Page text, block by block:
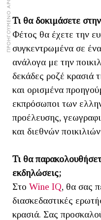
ΠΡΟΗΓΟΥΜΕΝΟ ΑΡΘΡΟΤι θα δοκιμάσετε
Φέτος θα έχετε την
συγκεντρωμένα σε
ανάλογα με την
δεκάδες ροζέ κρασιά
και ορισμένα
εκπρόσωποι των
προέλευσης,
και διεθνών
Τι θα
εκδηλώσεις;
Στο Wine IQ, θα σας
διασκεδαστικές
κρασιά. Σας